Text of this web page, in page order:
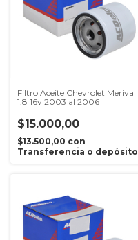
Filtro Aceite Chevrolet Meriva
1.8 16v 2003 al 2006
$15.000,00
$13.500,00 con
Transferencia o depósito